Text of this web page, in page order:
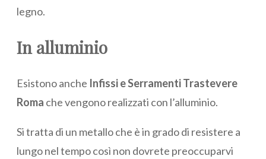
legno.
In alluminio
Esistono anche Infissi e Serramenti Trastevere
Roma che vengono realizzati con l’alluminio.
Si tratta di un metallo che è in grado di resistere a
lungo nel tempo così non dovrete preoccuparvi